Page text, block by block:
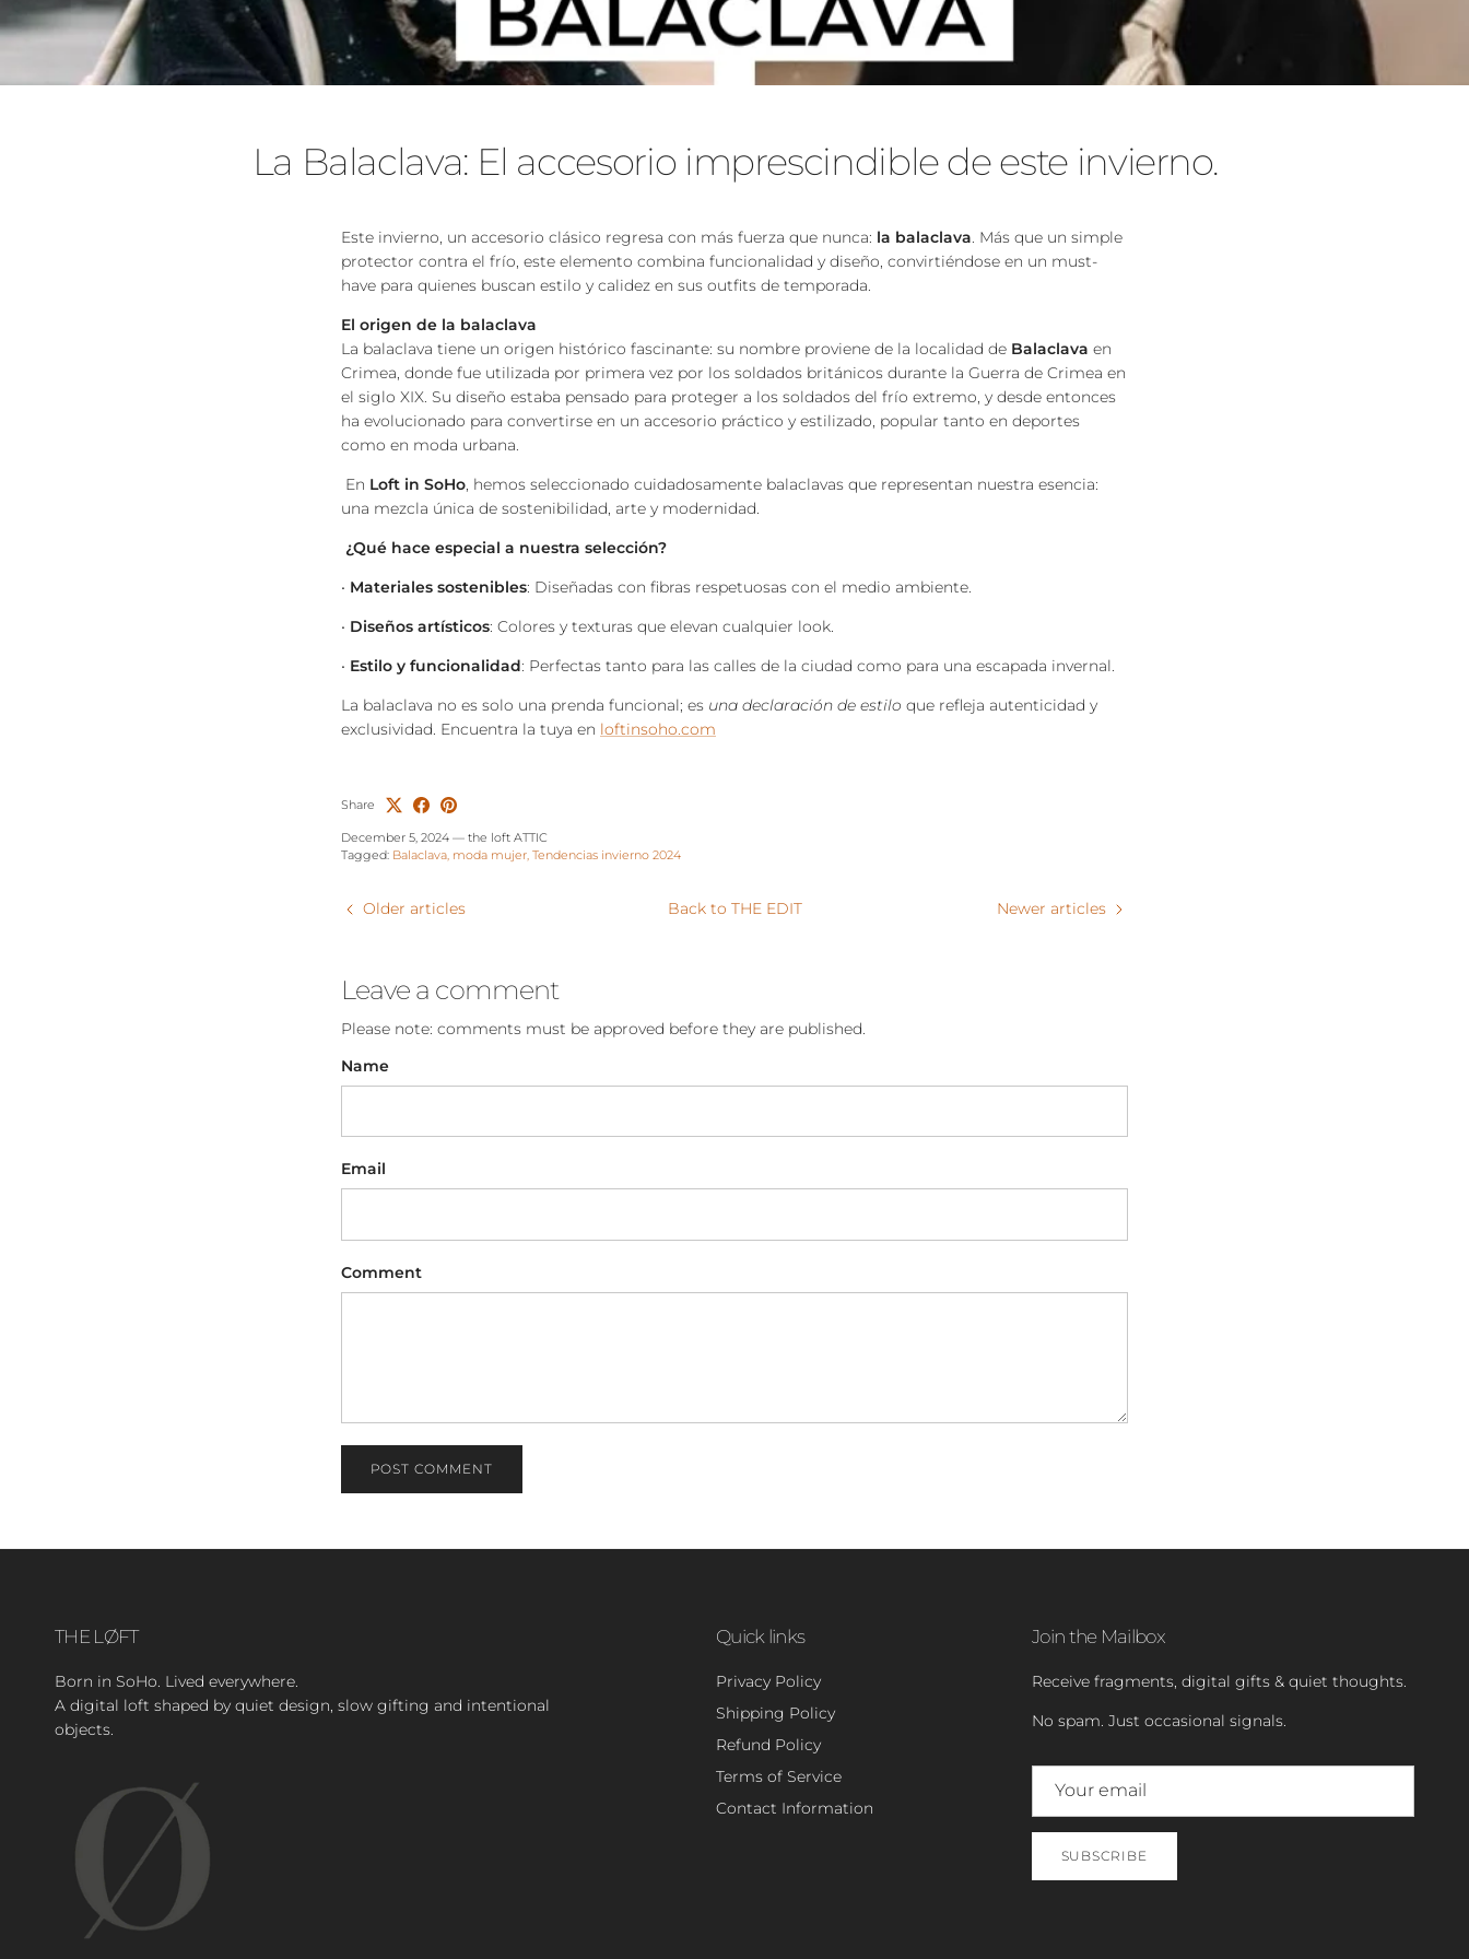
La Balaclava: El accesorio imprescindible de este invierno.
Este invierno, un accesorio clásico regresa con más fuerza que nunca: la balaclava . Más que un simple
protector contra el frío, este elemento combina funcionalidad y diseño, convirtiéndose en un must-
have para quienes buscan estilo y calidez en sus outfits de temporada.
El origen de la balaclava
La balaclava tiene un origen histórico fascinante: su nombre proviene de la localidad de Balaclava en
Crimea, donde fue utilizada por primera vez por los soldados británicos durante la Guerra de Crimea en
el siglo XIX. Su diseño estaba pensado para proteger a los soldados del frío extremo, y desde entonces
ha evolucionado para convertirse en un accesorio práctico y estilizado, popular tanto en deportes
como en moda urbana.
En Loft in SoHo , hemos seleccionado cuidadosamente balaclavas que representan nuestra esencia:
una mezcla única de sostenibilidad, arte y modernidad.
¿Qué hace especial a nuestra selección?
• Materiales sostenibles: Diseñadas con fibras respetuosas con el medio ambiente.
• Diseños artísticos: Colores y texturas que elevan cualquier look.
• Estilo y funcionalidad: Perfectas tanto para las calles de la ciudad como para una escapada invernal.
La balaclava no es solo una prenda funcional; es una declaración de estilo que refleja autenticidad y
exclusividad. Encuentra la tuya en loftinsoho.com
Share
December 5, 2024 — the loft ATTIC
Tagged: Balaclava moda mujer Tendencias invierno 2024
Older articles Back to THE EDIT Newer articles
Leave a comment
Please note: comments must be approved before they are published.
Name
Email
Comment
POST COMMENT
THE LØFT
Born in SoHo. Lived everywhere.
A digital loft shaped by quiet design, slow gifting and intentional
objects.
Quick links
Privacy Policy
Shipping Policy
Refund Policy
Terms of Service
Contact Information
Join the Mailbox
Receive fragments, digital gifts & quiet thoughts.
No spam. Just occasional signals.
SUBSCRIBE